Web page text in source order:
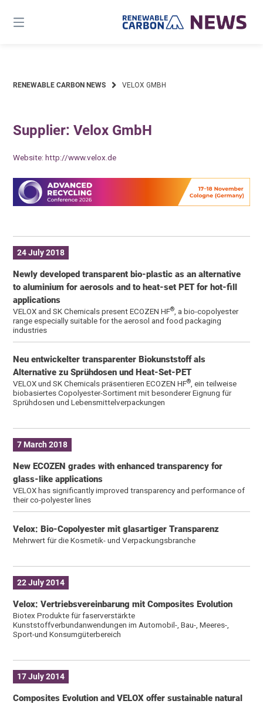
content
RENEWABLE CARBON NEWS VELOX GMBH
Supplier: Velox GmbH
Website:http://www.velox.de
24 July 2018
Newly developed transparent bio-plastic as an alternative
to aluminium for aerosols and to heat-set PET for hot-fill
applications
VELOX and SK Chemicals present ECOZEN HF® , a bio-copolyester
range especially suitable for the aerosol and food packaging
industries
Neu entwickelter transparenter Biokunststoff als
Alternative zu Sprühdosen und Heat-Set-PET
VELOX und SK Chemicals präsentieren ECOZEN HF® , ein teilweise
biobasiertes Copolyester-Sortiment mit besonderer Eignung für
Sprühdosen und Lebensmittelverpackungen
7 March 2018
New ECOZEN grades with enhanced transparency for
glass-like applications
VELOX has significantly improved transparency and performance of
their co-polyester lines
Velox: Bio-Copolyester mit glasartiger Transparenz
Mehrwert für die Kosmetik- und Verpackungsbranche
22 July 2014
Velox: Vertriebsvereinbarung mit Composites Evolution
Biotex Produkte für faserverstärkte
Kunststoffverbundanwendungen im Automobil-, Bau-, Meeres-,
Sport-und Konsumgüterbereich
17 July 2014
Composites Evolution and VELOX offer sustainable natural